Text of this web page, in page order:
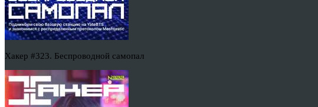
Хакер #323. Беспроводной самопал